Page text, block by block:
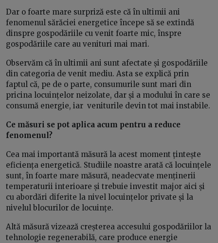
Dar o foarte mare surpriză este că în ultimii ani
fenomenul sărăciei energetice începe să se extindă
dinspre gospodăriile cu venit foarte mic, înspre
gospodăriile care au venituri mai mari.
Observăm că în ultimii ani sunt afectate și gospodăriile
din categoria de venit mediu. Asta se explică prin
faptul că, pe de o parte, consumurile sunt mari din
pricina locuințelor neizolate, dar și a modului în care se
consumă energie, iar veniturile devin tot mai instabile.
Ce măsuri se pot aplica acum pentru a reduce
fenomenul?
Cea mai importantă măsură la acest moment țintește
eficiența energetică. Studiile noastre arată că locuințele
sunt, în foarte mare măsură, neadecvate menținerii
temperaturii interioare și trebuie investit major aici și
cu abordări diferite la nivel locuințelor private și la
nivelul blocurilor de locuințe.
Altă măsură vizează creșterea accesului gospodăriilor la
tehnologie regenerabilă, care produce energie